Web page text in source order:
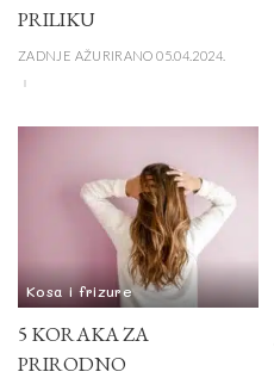
PRILIKU
ZADNJE AŽURIRANO 05.04.2024.
Kosa i frizure
5 KORAKA ZA
PRIRODNO